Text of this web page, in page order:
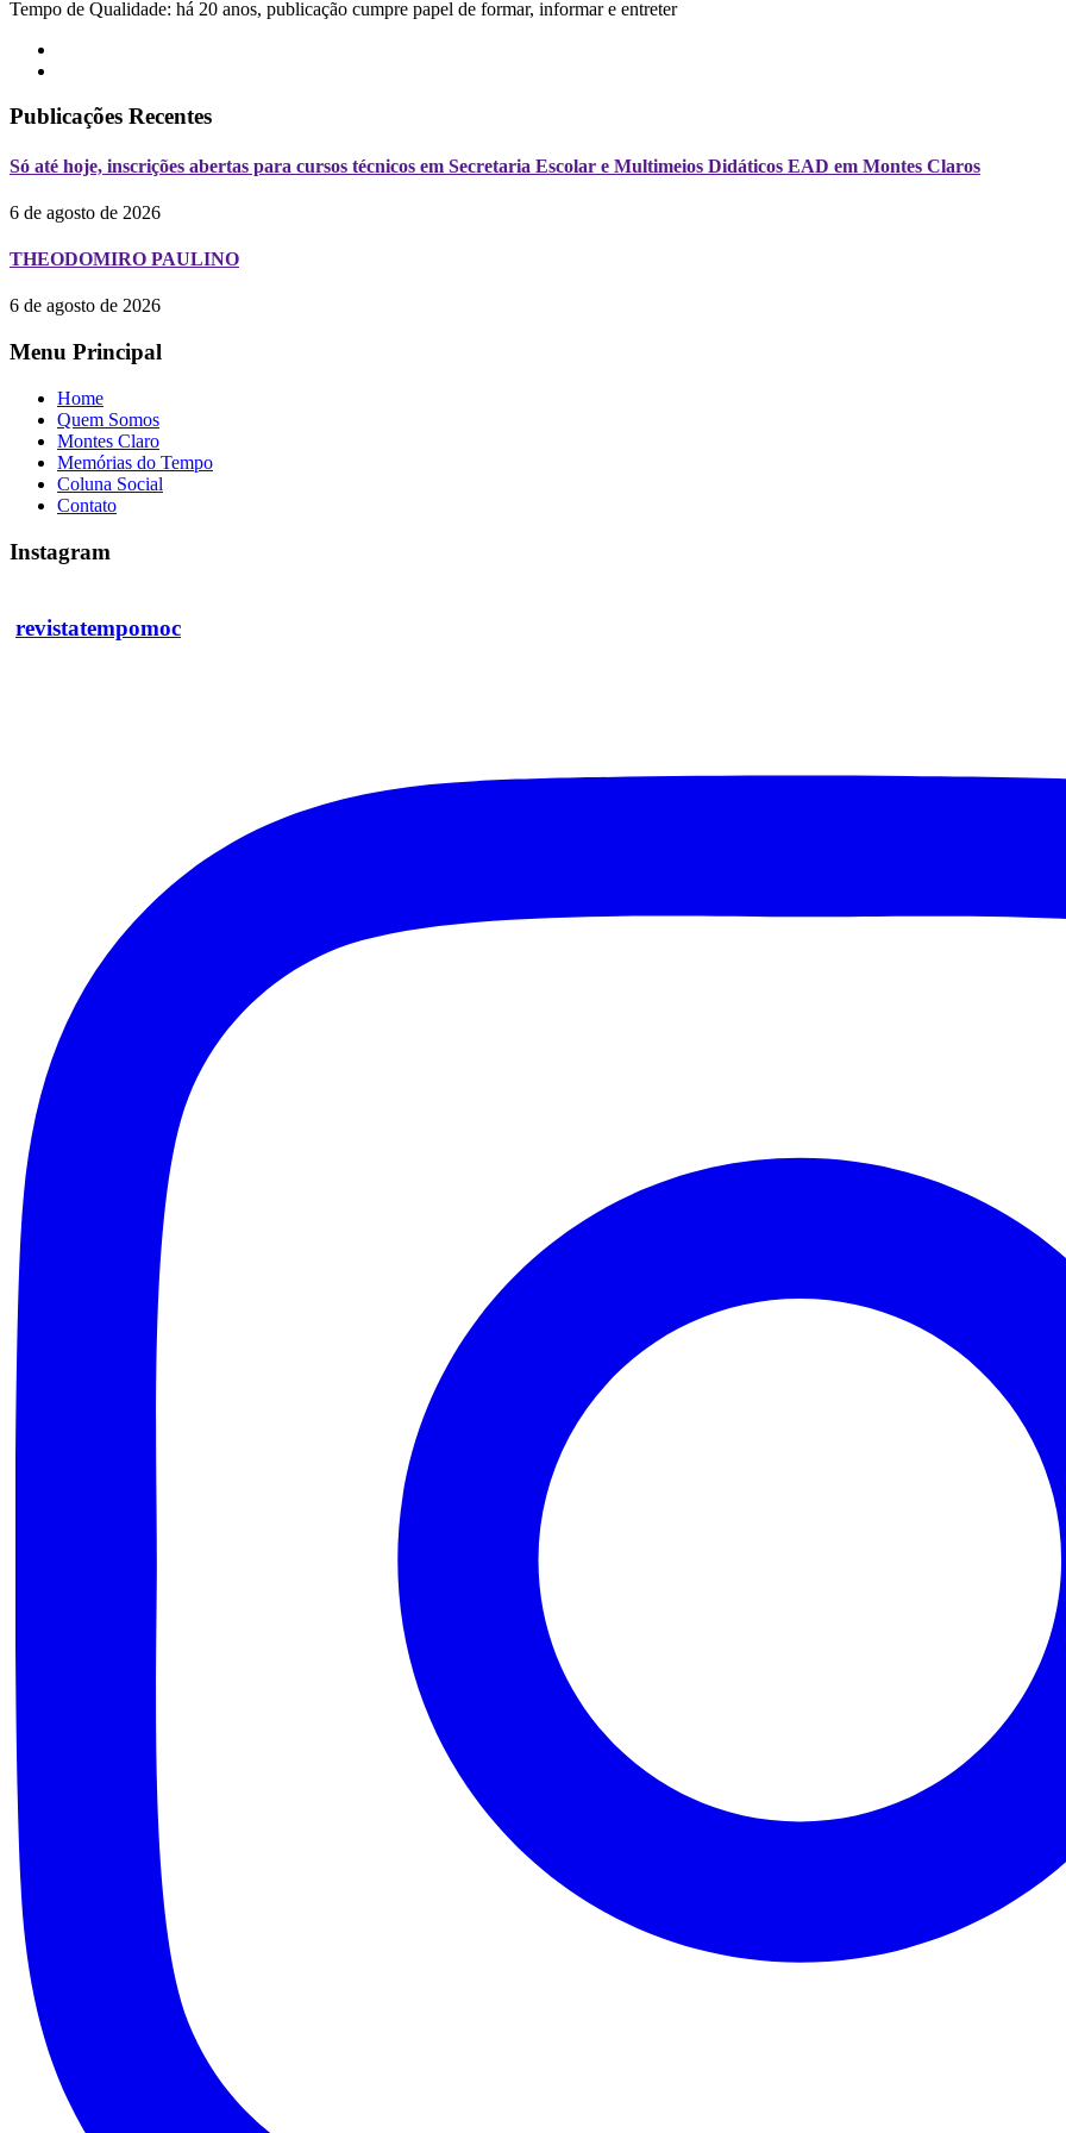
Tempo de Qualidade: há 20 anos, publicação cumpre papel de formar, informar e entreter
Publicações Recentes
Só até hoje, inscrições abertas para cursos técnicos em Secretaria Escolar e Multimeios Didáticos EAD em Montes Claros
6 de agosto de 2026
THEODOMIRO PAULINO
6 de agosto de 2026
Menu Principal
Home
Quem Somos
Montes Claro
Memórias do Tempo
Coluna Social
Contato
Instagram
revistatempomoc